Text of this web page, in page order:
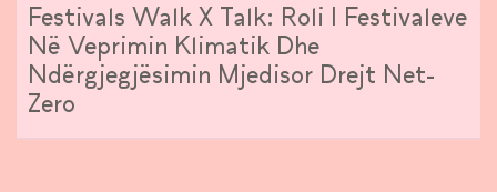
Festivals Walk X Talk: Roli I Festivaleve
Në Veprimin Klimatik Dhe
Ndërgjegjësimin Mjedisor Drejt Net-
Zero